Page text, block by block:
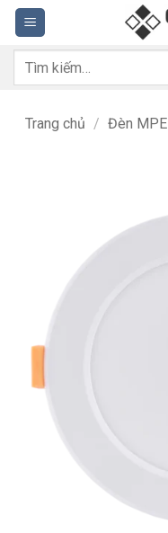
Bỏ
qua
nội
dung
Tìm
Trang chủ / Đèn MPE